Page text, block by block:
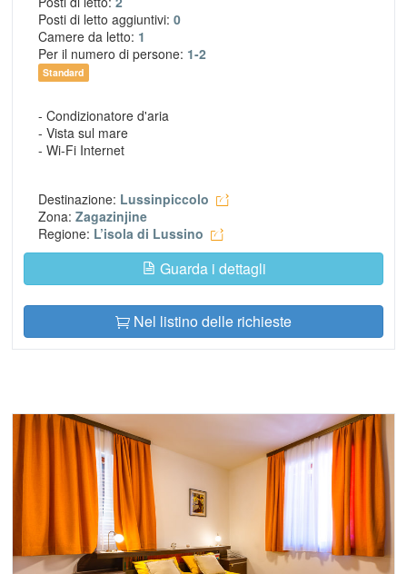
Posti di letto aggiuntivi: 0
Camere da letto: 1
Per il numero di persone: 1-2
Standard
- Condizionatore d'aria
- Vista sul mare
- Wi-Fi Internet
Destinazione: Lussinpiccolo
Zona: Zagazinjine
Regione: L’isola di Lussino
Guarda i dettagli
Nel listino delle richieste